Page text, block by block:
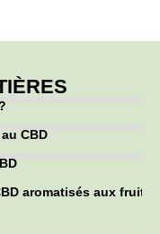
CBD
aromatisés aux fruits